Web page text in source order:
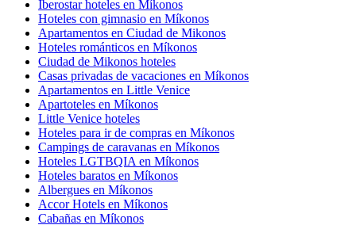
Iberostar hoteles en Míkonos
Hoteles con gimnasio en Míkonos
Apartamentos en Ciudad de Mikonos
Hoteles románticos en Míkonos
Ciudad de Mikonos hoteles
Casas privadas de vacaciones en Míkonos
Apartamentos en Little Venice
Apartoteles en Míkonos
Little Venice hoteles
Hoteles para ir de compras en Míkonos
Campings de caravanas en Míkonos
Hoteles LGTBQIA en Míkonos
Hoteles baratos en Míkonos
Albergues en Míkonos
Accor Hotels en Míkonos
Cabañas en Míkonos